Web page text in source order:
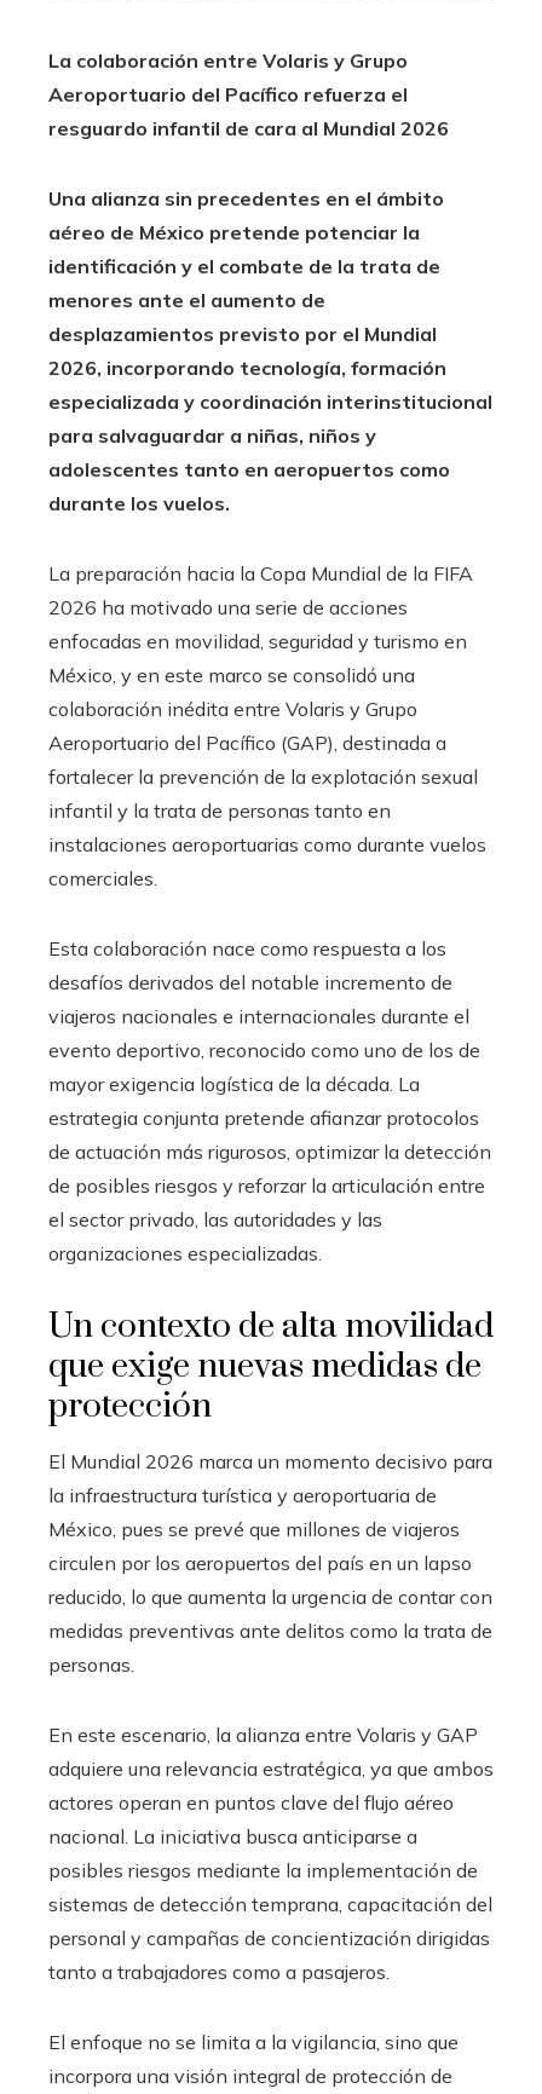
La colaboración entre Volaris y Grupo
Aeroportuario del Pacífico refuerza el
resguardo infantil de cara al Mundial 2026
Una alianza sin precedentes en el ámbito
aéreo de México pretende potenciar la
identificación y el combate de la trata de
menores ante el aumento de
desplazamientos previsto por el Mundial
2026, incorporando tecnología, formación
especializada y coordinación interinstitucional
para salvaguardar a niñas, niños y
adolescentes tanto en aeropuertos como
durante los vuelos.
La preparación hacia la Copa Mundial de la FIFA
2026 ha motivado una serie de acciones
enfocadas en movilidad, seguridad y turismo en
México, y en este marco se consolidó una
colaboración inédita entre Volaris y Grupo
Aeroportuario del Pacífico (GAP), destinada a
fortalecer la prevención de la explotación sexual
infantil y la trata de personas tanto en
instalaciones aeroportuarias como durante vuelos
comerciales.
Esta colaboración nace como respuesta a los
desafíos derivados del notable incremento de
viajeros nacionales e internacionales durante el
evento deportivo, reconocido como uno de los de
mayor exigencia logística de la década. La
estrategia conjunta pretende afianzar protocolos
de actuación más rigurosos, optimizar la detección
de posibles riesgos y reforzar la articulación entre
el sector privado, las autoridades y las
organizaciones especializadas.
Un contexto de alta movilidad
que exige nuevas medidas de
protección
El Mundial 2026 marca un momento decisivo para
la infraestructura turística y aeroportuaria de
México, pues se prevé que millones de viajeros
circulen por los aeropuertos del país en un lapso
reducido, lo que aumenta la urgencia de contar con
medidas preventivas ante delitos como la trata de
personas.
En este escenario, la alianza entre Volaris y GAP
adquiere una relevancia estratégica, ya que ambos
actores operan en puntos clave del flujo aéreo
nacional. La iniciativa busca anticiparse a
posibles riesgos mediante la implementación de
sistemas de detección temprana, capacitación del
personal y campañas de concientización dirigidas
tanto a trabajadores como a pasajeros.
El enfoque no se limita a la vigilancia, sino que
incorpora una visión integral de protección de